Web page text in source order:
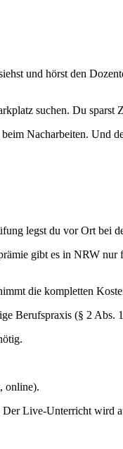
und hörst den
suchen. Du sparst
Nacharbeiten. Und
legst du vor Ort bei
gibt es in NRW nur
die kompletten
Berufspraxis (§ 2 Abs.
online).
Der Live-Unterricht wird